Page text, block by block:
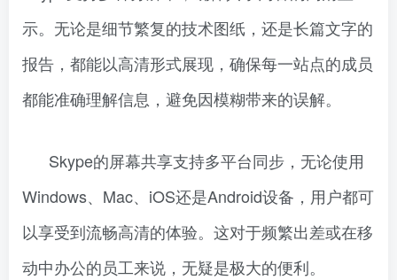
示。无论是细节繁复的技术图纸，还是长篇文字的
报告，都能以高清形式展现，确保每一站点的成员
都能准确理解信息，避免因模糊带来的误解。
Skype的屏幕共享支持多平台同步，无论使用
Windows、Mac、iOS还是Android设备，用户都可
以享受到流畅高清的体验。这对于频繁出差或在移
动中办公的员工来说，无疑是极大的便利。